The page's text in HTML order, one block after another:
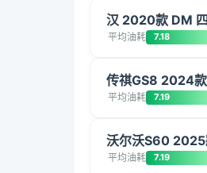
汉 2020款 DM
平均油耗 7.18
传祺GS8 2024
平均油耗 7.19
沃尔沃S60
平均油耗 7.19